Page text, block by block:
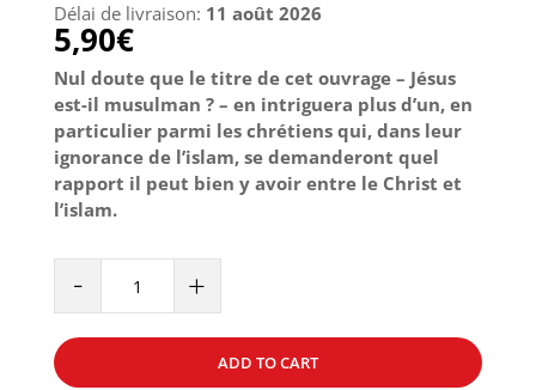
Délai de livraison: 11 août 2026
5,90€
Nul doute que le titre de cet ouvrage – Jésus
est-il musulman ? – en intriguera plus d’un, en
particulier parmi les chrétiens qui, dans leur
ignorance de l’islam, se demanderont quel
rapport il peut bien y avoir entre le Christ et
l’islam.
-
MUSULMAN
?
+
ADD TO CART